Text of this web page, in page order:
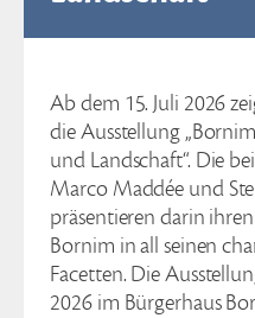
Ab dem 15. Juli 2026
die Ausstellung
und Landschaft“. Die
Marco Maddée und
präsentieren darin
Bornim in all seinen
Facetten. Die
2026 im Bürgerhaus